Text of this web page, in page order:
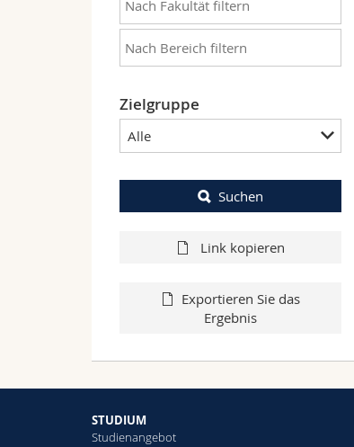
Zielgruppe
Alle
Suchen
Link kopieren
Exportieren Sie das
Ergebnis
STUDIUM
Studienangebot